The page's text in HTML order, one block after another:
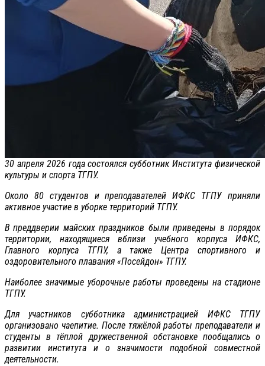
30 апреля 2026 года состоялся субботник Института физической
культуры и спорта ТГПУ.
Около 80 студентов и преподавателей ИФКС ТГПУ приняли
активное участие в уборке территорий ТГПУ.
В преддверии майских праздников были приведены в порядок
территории, находящиеся вблизи учебного корпуса ИФКС,
Главного корпуса ТГПУ, а также Центра спортивного и
оздоровительного плавания «Посейдон» ТГПУ.
Наиболее значимые уборочные работы проведены на стадионе
ТГПУ.
Для участников субботника администрацией ИФКС ТГПУ
организовано чаепитие. После тяжёлой работы преподаватели и
студенты в тёплой дружественной обстановке пообщались о
развитии института и о значимости подобной совместной
деятельности.